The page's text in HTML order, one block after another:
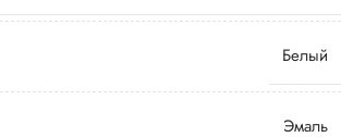
Белый
Эмаль